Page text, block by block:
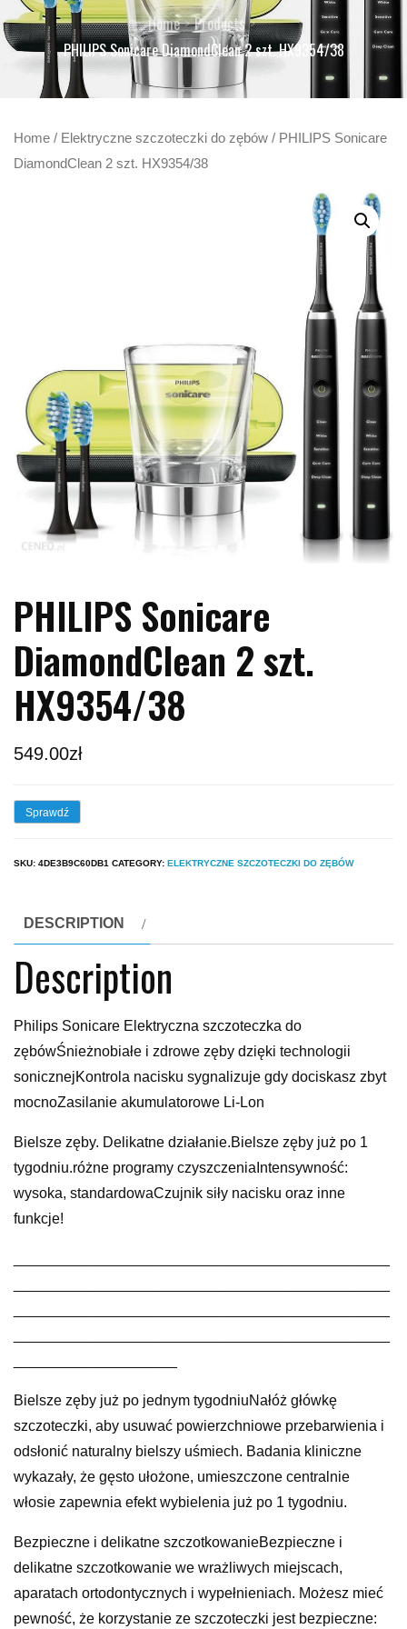
Home
Products
PHILIPS Sonicare DiamondClean 2 szt. HX9354/38
Home / Elektryczne szczoteczki do zębów / PHILIPS Sonicare
DiamondClean 2 szt. HX9354/38
PHILIPS Sonicare
DiamondClean 2 szt.
HX9354/38
549.00zł
Sprawdź
SKU: 4DE3B9C60DB1 CATEGORY: ELEKTRYCZNE SZCZOTECZKI DO ZĘBÓW
DESCRIPTION
Description
Philips Sonicare Elektryczna szczoteczka do
zębówŚnieżnobiałe i zdrowe zęby dzięki technologii
sonicznejKontrola nacisku sygnalizuje gdy dociskasz zbyt
mocnoZasilanie akumulatorowe Li-Lon
Bielsze zęby. Delikatne działanie.Bielsze zęby już po 1
tygodniu.różne programy czyszczeniaIntensywność:
wysoka, standardowaCzujnik siły nacisku oraz inne
funkcje!
Bielsze zęby już po jednym tygodniuNałóż główkę
szczoteczki, aby usuwać powierzchniowe przebarwienia i
odsłonić naturalny bielszy uśmiech. Badania kliniczne
wykazały, że gęsto ułożone, umieszczone centralnie
włosie zapewnia efekt wybielenia już po 1 tygodniu.
Bezpieczne i delikatne szczotkowanieBezpieczne i
delikatne szczotkowanie we wrażliwych miejscach,
aparatach ortodontycznych i wypełnieniach. Możesz mieć
pewność, że korzystanie ze szczoteczki jest bezpieczne: